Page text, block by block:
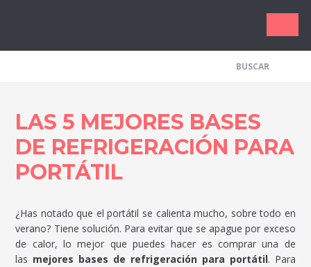
Los
LAS 5 MEJORES BASES
DE REFRIGERACIÓN PARA
PORTÁTIL
¿Has notado que el portátil se calienta mucho, sobre todo en
verano? Tiene solución. Para evitar que se apague por exceso
de calor, lo mejor que puedes hacer es comprar una de
las mejores bases de refrigeración para portátil. Para